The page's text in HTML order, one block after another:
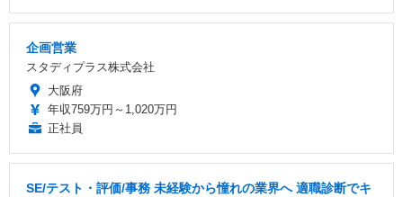
企画営業
スタディプラス株式会社
大阪府
年収759万円～1,020万円
正社員
SE/テスト・評価/事務 未経験から憧れの業界へ 適職診断でキ